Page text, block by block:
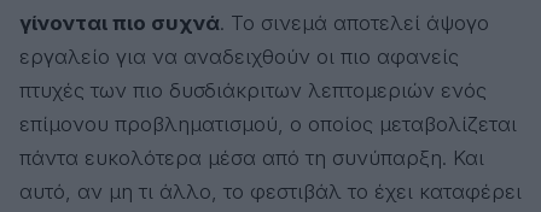
γίνονται πιο συχνά. Το σινεμά αποτελεί άψογο
εργαλείο για να αναδειχθούν οι πιο αφανείς
πτυχές των πιο δυσδιάκριτων λεπτομεριών ενός
επίμονου προβληματισμού, ο οποίος μεταβολίζεται
πάντα ευκολότερα μέσα από τη συνύπαρξη. Και
αυτό, αν μη τι άλλο, το φεστιβάλ το έχει καταφέρει